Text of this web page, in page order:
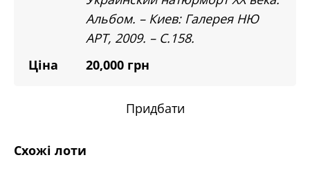
Альбом. – Киев: Галерея НЮ
АРТ, 2009. – С.158.
Ціна
20,000 грн
Придбати
Схожі лоти